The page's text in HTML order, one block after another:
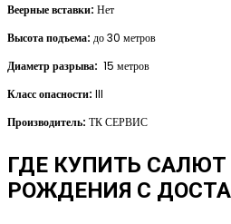
Веерные вставки: Нет
Высота подъема: до 30 метров
Диаметр разрыва: 15 метров
Класс опасности: III
Производитель: ТК СЕРВИС
ГДЕ КУПИТЬ
РОЖДЕНИЯ С